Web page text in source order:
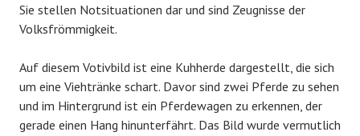
Sie stellen Notsituationen dar und sind Zeugnisse der
Volksfrömmigkeit.
Auf diesem Votivbild ist eine Kuhherde dargestellt, die sich
um eine Viehtränke schart. Davor sind zwei Pferde zu sehen
und im Hintergrund ist ein Pferdewagen zu erkennen, der
gerade einen Hang hinunterfährt. Das Bild wurde vermutlich